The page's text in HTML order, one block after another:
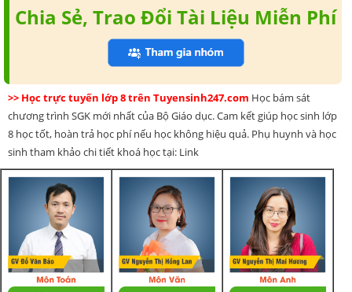
Chia Sẻ, Trao Đổi Tài Liệu Miễn Phí
>> Học trực tuyến lớp 8 trên Tuyensinh247.com Học bám sát
chương trình SGK mới nhất của Bộ Giáo dục. Cam kết giúp học sinh lớp
8 học tốt, hoàn trả học phí nếu học không hiệu quả. Phụ huynh và học
sinh tham khảo chi tiết khoá học tại: Link